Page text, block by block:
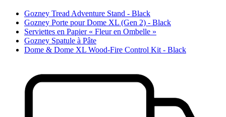
Gozney Tread Adventure Stand - Black
Gozney Porte pour Dome XL (Gen 2) - Black
Serviettes en Papier « Fleur en Ombelle »
Gozney Spatule à Pâte
Dome & Dome XL Wood-Fire Control Kit - Black